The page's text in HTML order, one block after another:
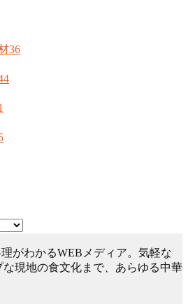
36
がわかるWEBメディア。気軽な
現地の食文化まで、あらゆる中華